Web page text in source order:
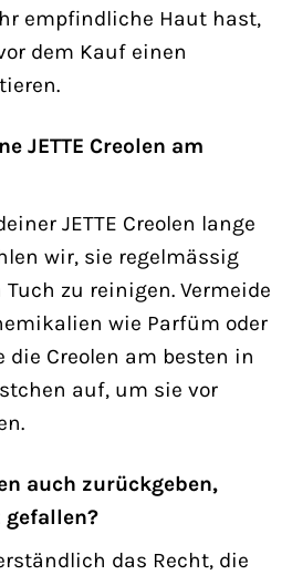
empfindliche Haut hast,
dem Kauf einen
JETTE Creolen am
JETTE Creolen lange
wir, sie regelmässig
zu reinigen. Vermeide
wie Parfüm oder
die Creolen am besten in
auf, um sie vor
auch zurückgeben,
das Recht, die